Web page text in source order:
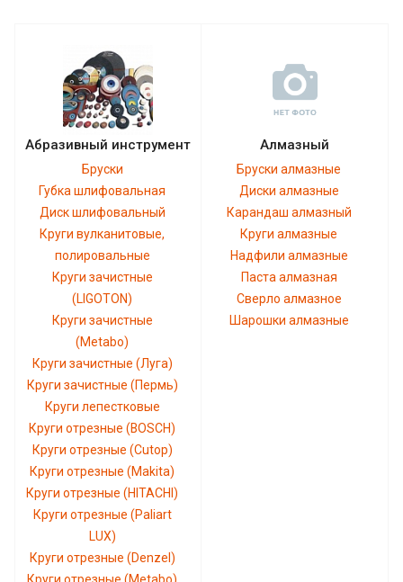
Абразивный инструмент
Бруски
Губка шлифовальная
Диск шлифовальный
Круги вулканитовые,
полировальные
Круги зачистные
(LIGOTON)
Круги зачистные
(Metabo)
Круги зачистные (Луга)
Круги зачистные (Пермь)
Круги лепестковые
Круги отрезные (BOSCH)
Круги отрезные (Cutop)
Круги отрезные (Makita)
Круги отрезные (HITACHI)
Круги отрезные (Paliart
LUX)
Круги отрезные (Denzel)
Алмазный
Бруски алмазные
Диски алмазные
Карандаш алмазный
Круги алмазные
Надфили алмазные
Паста алмазная
Сверло алмазное
Шарошки алмазные